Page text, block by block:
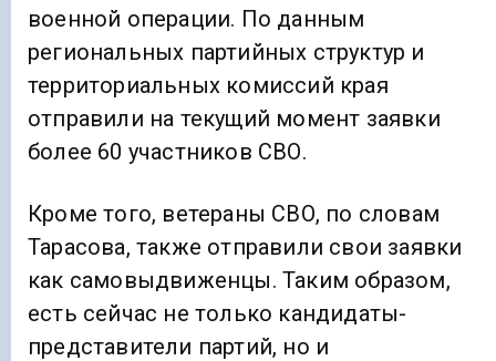
военной операции. По данным
региональных партийных структур и
территориальных комиссий края
отправили на текущий момент заявки
более 60 участников СВО.
Кроме того, ветераны СВО, по словам
Тарасова, также отправили свои заявки
как самовыдвиженцы. Таким образом,
есть сейчас не только кандидаты-
представители партий, но и